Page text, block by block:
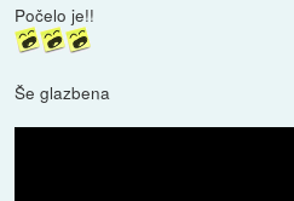
Počelo je!!
Še glazbena